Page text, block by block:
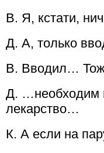
В. Я, кстати,
Д. А, только
В. Вводил…
Д. …необходим
лекарство…
К. А если на